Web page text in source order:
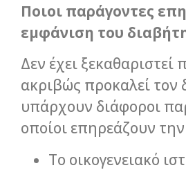
Ποιοι παράγοντες
εμφάνιση του
Δεν έχει ξεκαθαριστεί
ακριβώς προκαλεί τον
υπάρχουν διάφοροι
οποίοι επηρεάζουν
Το οικογενειακό